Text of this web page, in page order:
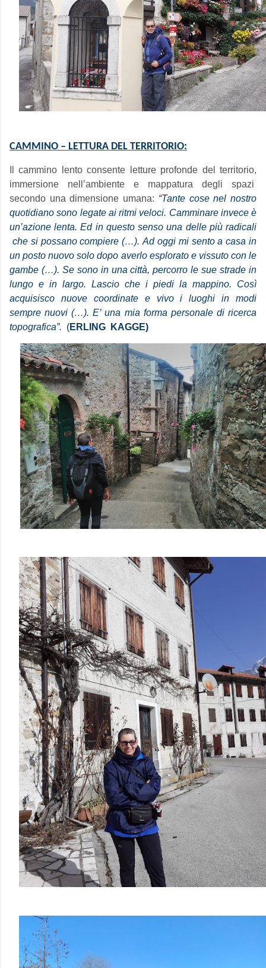
CAMMINO – LETTURA DEL TERRITORIO:
Il cammino lento consente letture profonde del territorio,
immersione nell’ambiente e mappatura degli spazi
secondo una dimensione umana: “Tante cose nel nostro
quotidiano sono legate ai ritmi veloci. Camminare invece è
un’azione lenta.Ed in questo senso una delle più radicali
che si possano compiere (…).Ad oggi mi sento a casa in
un posto nuovosolo dopo averlo esplorato e vissuto con le
gambe (…). Se sono in una città, percorro le sue strade in
lungo e in largo. Lascio che i piedi la mappino. Così
acquisisco nuove coordinate e vivo i luoghi in modi
sempre nuovi (…).E’ una mia forma personale di ricerca
topografica”. (ERLING KAGGE)